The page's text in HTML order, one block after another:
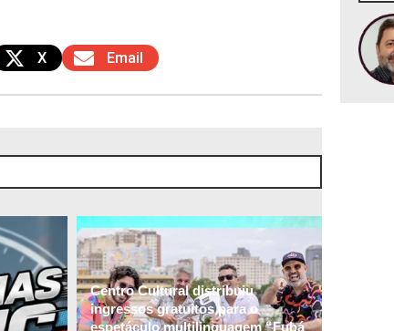
X Email
Centro Cultural distribuiu
ingressos gratuitos para o
espetáculo multilinguagem “Fubá